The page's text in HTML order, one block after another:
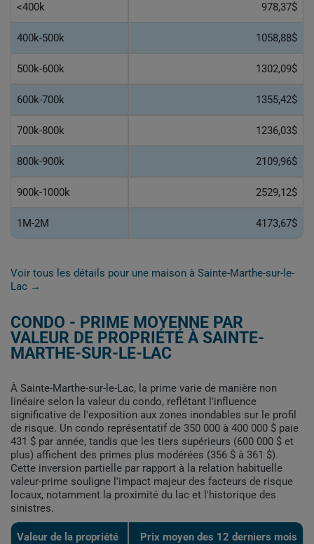
<400k 978,37$
400k-500k 1058,88$
500k-600k 1302,09$
600k-700k 1355,42$
700k-800k 1236,03$
800k-900k 2109,96$
900k-1000k 2529,12$
1M-2M 4173,67$
Voir tous les détails pour une maison à Sainte-Marthe-sur-le-
Lac →
CONDO - PRIME MOYENNE PAR
VALEUR DE PROPRIÉTÉ À SAINTE-
MARTHE-SUR-LE-LAC
À Sainte-Marthe-sur-le-Lac, la prime varie de manière non
linéaire selon la valeur du condo, reflétant l'influence
significative de l'exposition aux zones inondables sur le profil
de risque. Un condo représentatif de 350 000 à 400 000 $ paie
431 $ par année, tandis que les tiers supérieurs (600 000 $ et
plus) affichent des primes plus modérées (356 $ à 361 $).
Cette inversion partielle par rapport à la relation habituelle
valeur-prime souligne l'impact majeur des facteurs de risque
locaux, notamment la proximité du lac et l'historique des
sinistres.
Valeur de la propriété Prix moyen des 12 derniers mois